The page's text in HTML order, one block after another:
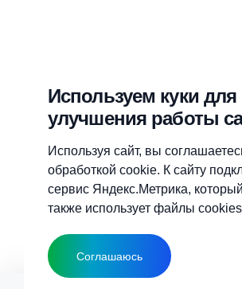
Используем куки для
улучшения работы
Используя сайт, вы
обработкой cookie. К сайту
сервис Яндекс.Метрика, который
также использует файлы
Соглашаюсь